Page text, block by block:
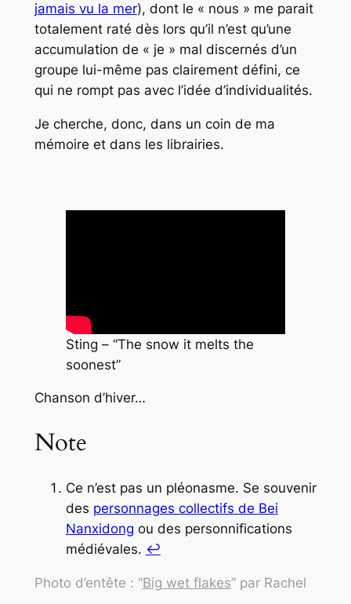
jamais vu la mer), dont le « nous » me parait
totalement raté dès lors qu’il n’est qu’une
accumulation de « je » mal discernés d’un
groupe lui-même pas clairement défini, ce
qui ne rompt pas avec l’idée d’individualités.
Je cherche, donc, dans un coin de ma
mémoire et dans les librairies.
Sting – “The snow it melts the
soonest”
Chanson d’hiver…
Note
Ce n’est pas un pléonasme. Se souvenir
des personnages collectifs de Bei
Nanxidong ou des personnifications
médiévales. ↩︎
Photo d’entête : “Big wet flakes” par Rachel